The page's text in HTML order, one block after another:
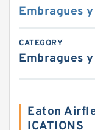
Embragues
CATEGORY
Embragues
Eaton
ICATIONS